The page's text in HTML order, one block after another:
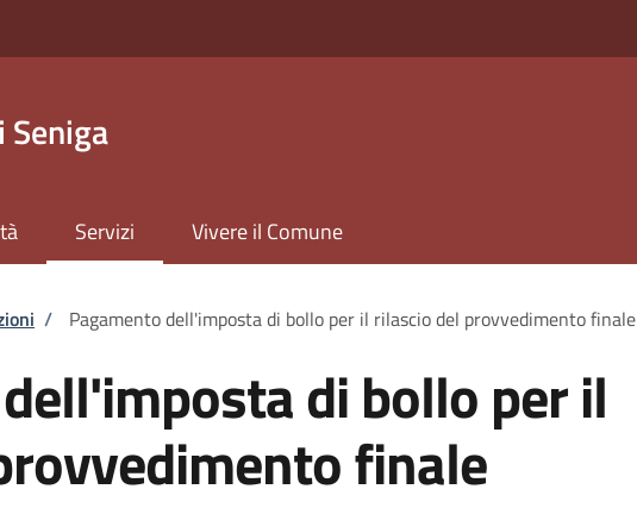
Seniga
Servizi Vivere il Comune
/ Pagamento dell'imposta di bollo per il rilascio del provvedimento finale
di bollo per il
finale